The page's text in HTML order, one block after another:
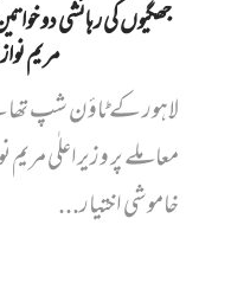
جھگیوں کی رہائشی دو
مریم
لاہور کے ٹاؤن شپ
معاملے پر وزیراعلٰی
خاموشی اختیار...